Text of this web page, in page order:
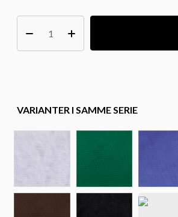
VARIANTER I SAMME SERIE